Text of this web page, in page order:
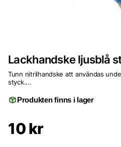
Lackhandske ljusblå
Tunn nitrilhandske att användas
styck....
Produkten finns i lager
10kr